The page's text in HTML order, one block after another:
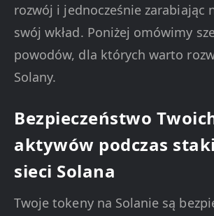
rozwój i jednocześnie zarabiając
swój wkład. Poniżej omówimy
powodów, dla których warto
Solany.
Bezpieczeństwo
aktywów podczas
sieci Solana
Twoje tokeny na Solanie są